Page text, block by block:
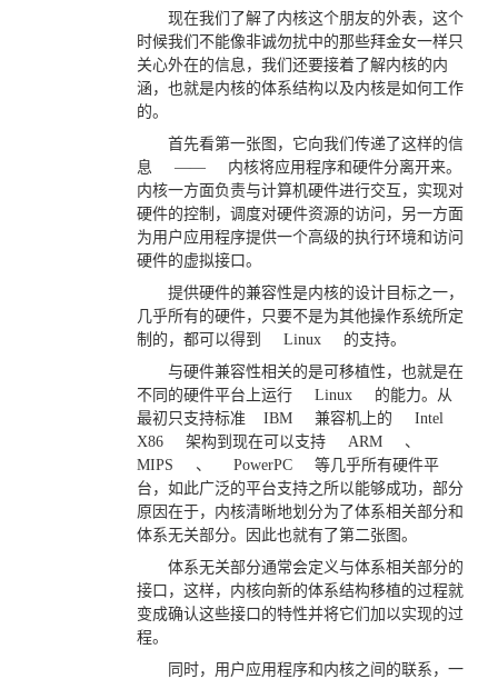
现在我们了解了内核这个朋友的外表，这个
时候我们不能像非诚勿扰中的那些拜金女一样只
关心外在的信息，我们还要接着了解内核的内
涵，也就是内核的体系结构以及内核是如何工作
的。
首先看第一张图，它向我们传递了这样的信
息
——
内核将应用程序和硬件分离开来。
内核一方面负责与计算机硬件进行交互，实现对
硬件的控制，调度对硬件资源的访问，另一方面
为用户应用程序提供一个高级的执行环境和访问
硬件的虚拟接口。
提供硬件的兼容性是内核的设计目标之一，
几乎所有的硬件，只要不是为其他操作系统所定
制的，都可以得到
Linux
的支持。
与硬件兼容性相关的是可移植性，也就是在
不同的硬件平台上运行
Linux
的能力。从
最初只支持标准
IBM 兼容机上的
Intel
X86
架构到现在可以支持 ARM
、
MIPS
、 PowerPC
等几乎所有硬件平
台，如此广泛的平台支持之所以能够成功，部分
原因在于，内核清晰地划分为了体系相关部分和
体系无关部分。因此也就有了第二张图。
体系无关部分通常会定义与体系相关部分的
接口，这样，内核向新的体系结构移植的过程就
变成确认这些接口的特性并将它们加以实现的过
程。
同时，用户应用程序和内核之间的联系，一